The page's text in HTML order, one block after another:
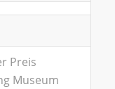
Preis
Museum